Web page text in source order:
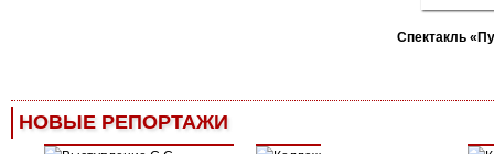
Спектакль
НОВЫЕ РЕПОРТАЖИ